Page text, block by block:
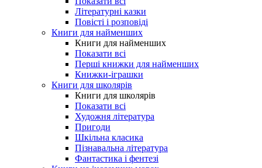
Літературні казки
Повісті і розповіді
Книги для найменших
Книги для найменших
Показати всі
Перші книжки для найменших
Книжки-іграшки
Книги для школярів
Книги для школярів
Показати всі
Художня література
Пригоди
Шкільна класика
Пізнавальна література
Фантастика і фентезі